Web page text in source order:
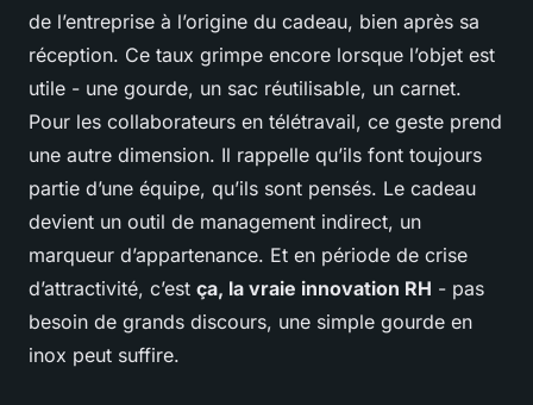
de l’entreprise à l’origine du cadeau, bien après sa
réception. Ce taux grimpe encore lorsque l’objet est
utile - une gourde, un sac réutilisable, un carnet.
Pour les collaborateurs en télétravail, ce geste prend
une autre dimension. Il rappelle qu’ils font toujours
partie d’une équipe, qu’ils sont pensés. Le cadeau
devient un outil de management indirect, un
marqueur d’appartenance. Et en période de crise
d’attractivité, c’est ça, la vraie innovation RH - pas
besoin de grands discours, une simple gourde en
inox peut suffire.